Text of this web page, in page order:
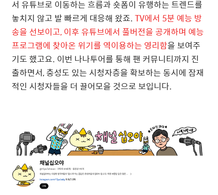
서 유튜브로 이동하는 흐름과 숏폼이 유행하는 트렌드를
놓치지 않고 발 빠르게 대응해 왔죠.TV에서 5분 예능 방
송을 선보이고, 이후 유튜브에서 풀버전을 공개하며 예능
프로그램에 찾아온 위기를 역이용하는 영리함을 보여주
기도 했고요. 이번 나나투어를 통해 팬 커뮤니티까지 진
출하면서, 충성도 있는 시청자층을 확보하는 동시에 잠재
적인 시청자들을 더 끌어모을 것으로 보입니다.